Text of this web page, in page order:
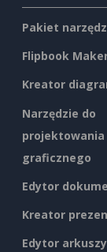
Pakiet
Flipbook
Kreator
Narzędzie do
projektowania
graficznego
Edytor
Kreator
Edytor arkuszy